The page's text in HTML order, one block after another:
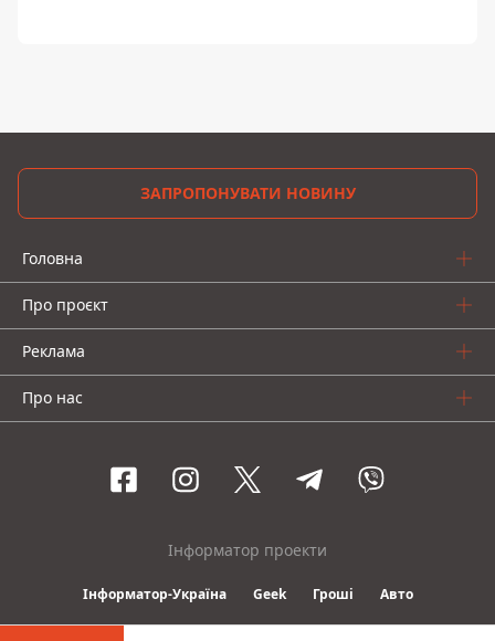
ЗАПРОПОНУВАТИ НОВИНУ
Головна
Про проєкт
Реклама
Про нас
Інформатор проекти
Інформатор-Україна Geek Гроші Авто